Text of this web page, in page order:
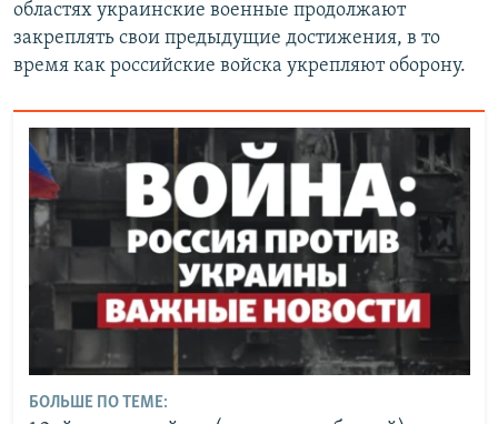
областях украинские военные продолжают
закреплять свои предыдущие достижения, в то
время как российские войска укрепляют оборону.
БОЛЬШЕ ПО ТЕМЕ: